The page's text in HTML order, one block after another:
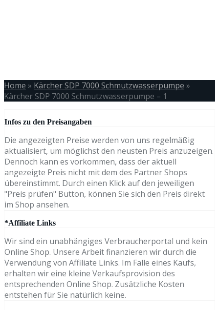
Home » Kärcher SDP 7000 Schmutzwasserpumpe »
Kärcher SDP 7000 Schmutzwasserpumpe – 1
Infos zu den Preisangaben
Die angezeigten Preise werden von uns regelmäßig
aktualisiert, um möglichst den neusten Preis anzuzeigen.
Dennoch kann es vorkommen, dass der aktuell
angezeigte Preis nicht mit dem des Partner Shops
übereinstimmt. Durch einen Klick auf den jeweiligen
"Preis prüfen" Button, können Sie sich den Preis direkt
im Shop ansehen.
*Affiliate Links
Wir sind ein unabhängiges Verbraucherportal und kein
Online Shop. Unsere Arbeit finanzieren wir durch die
Verwendung von Affiliate Links. Im Falle eines Kaufs,
erhalten wir eine kleine Verkaufsprovision des
entsprechenden Online Shop. Zusätzliche Kosten
entstehen für Sie natürlich keine.